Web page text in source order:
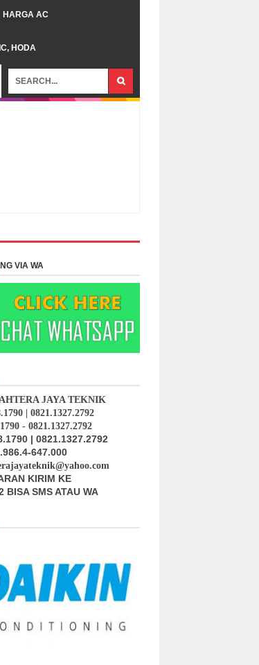
HARGA AC
HODA
VIA WA
JAYA TEKNIK
| 0821.1327.2792
- 0821.1327.2792
| 0821.1327.2792
647.000
KIRIM KE
BISA SMS ATAU WA